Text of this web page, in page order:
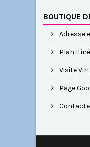
BOUTIQUE
Adresse
Plan
Visite
Page